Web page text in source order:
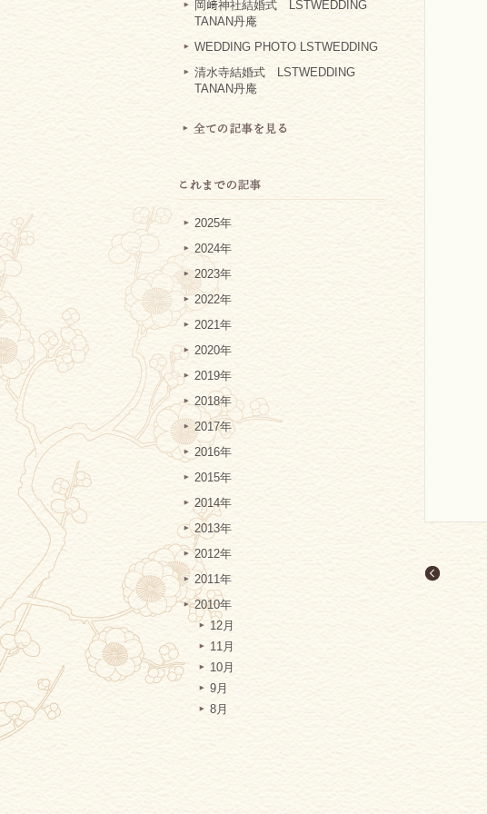
岡﨑神社結婚式 LSTWEDDING
TANAN丹庵
WEDDING PHOTO LSTWEDDING
清水寺結婚式 LSTWEDDING
TANAN丹庵
2025年
2024年
2023年
2022年
2021年
2020年
2019年
2018年
2017年
2016年
2015年
2014年
2013年
2012年
2011年
2010年
12月
11月
10月
9月
8月